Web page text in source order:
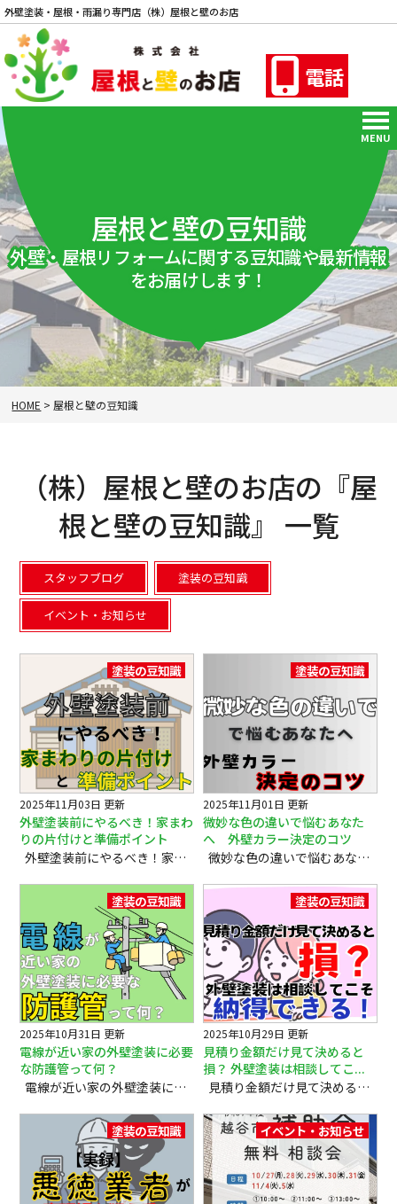
外壁塗装・屋根・雨漏り専門店（株）屋根と壁のお店
電話
MENU
屋根と壁の豆知識
外壁・屋根リフォームに関する豆知識や最新情報
をお届けします！
HOME > 屋根と壁の豆知識
（株）屋根と壁のお店の『屋
根と壁の豆知識』 一覧
スタッフブログ 塗装の豆知識
イベント・お知らせ
2025年11月03日 更新
外壁塗装前にやるべき！家まわ
りの片付けと準備ポイント
外壁塗装前にやるべき！家まわりの片付けと準備ポイント みなさま、こんにちは！ 当店は「この街に愛されるお店で在り続ける」をモットーに 埼玉県越谷市・草加市・吉川市の外装塗装・屋根塗装・雨漏り工事を行っております。 家をきれいに保つための外壁塗装。その前準備として、外周りを片付けることはとても重要です。普段はなかなか手を付けられない家の外側を整える絶好の機会でもあります。塗装工事をスムーズに進められるだけでなく、美しく仕上がった外壁がさらに映えるよう、事前準備について詳しくご紹介します。 目次 外壁まわりの片付けの重要性 片付けの具体的ポイント プラスアルファの準備事項 まとめ 1. 外壁まわりの片付けの重要性 外壁塗装工事では、塗装面の近くに物が置いてあると足場設置や作業の妨げになるだけでなく、塗料が飛び散って物を汚すリスクもあります。家の外壁から30～80センチほど空けることで、作業スタッフが安全かつ効率的に作業できる環境が整います。​ 普段は気にならない植木鉢や自転車、ガーデニング用品、エアコン室外機周辺のグッズなどは、一時的に移動しておきましょう。これが将来のトラブル防止につながります。 2. 片付けの具体的ポイント ・外壁から30～80センチの範囲は、必ず空けておく。 ・植木鉢やガーデニング道具、自転車や子供のおもちゃなど移動できるものは元の場所に戻す。 ・壊れやすいものや高価なものは、安全な場所に保管しておく。​ ・普段は手を付けづらい箇所でも、このタイミングでしっかり整理する。 ・雑草は必ず抜いておく。外壁が新しくきれいになっても、根元に雑草があると美観を損ねてしまう。​ この準備をすることで作業がスムーズに進みますし、片付ける「きっかけ」になることで住まいへの愛着も増します。 3. プラスアルファの準備事項 さらに塗装工事前に欠かせない、次の準備もぜひ忘れずに。 ・洗濯物の干し場を確保：工事期間中は外で洗濯物を干せなくなることが多いため、室内干しやコインランドリーの利用を前もって検討しておきましょう。​ ・車の移動場所の確認：塗料飛散防止のため、一時的に車を別の場所にとめる必要がある場合があります。 ・近隣への挨拶：工事の騒音や作業車の出入りなどでご近所にご迷惑をかける場合もあるので、事前に挨拶は必須です。​ ・ペットや小さいお子さんの安全確保：工事中は人の出入りが激しくなり、ペットや子供が外に出ないように対策しておきましょう。​ ・生活動線の確認：足場が組まれたり資材が置かれるため、玄関や通路の出入りを事前に確認し、工事業者と動線を共有しておくと安心です。 ・工事前の現状写真を撮っておく：工事前後で気になる箇所を後から確認できるよう、家の外観写真を撮って保管しておきましょう。​ 4. まとめ 外壁塗装の前準備は、家の周りを片付けて作業スペースを確保するだけでなく、住まい全体の環境を見直す良いタイミングです。雑草を抜き、物を整理して、家族やペットの安全にも配慮しましょう。さらに洗濯物や車、近隣への挨拶など心づかいを忘れずに事前対応しておけば、塗装工事がきっとスムーズに進みます。 せっかくの外壁塗装工事を快適に、そして美しく仕上げられるよう、丁寧な準備を心がけましょう。 本ブログが、大切なお家のためにお役立ていただけますと幸いです。 最後までお読みいただき、ありがとうございました。 ハッピーなリフォームライフを!! （株）屋根と壁のお店では 地元の会社、地域の方が安心できる塗装工事を目指しています！ 『だから私たちにとっては作品です』 この言葉を合言葉に地元・地域に愛されるお店で在り続けるを目指して お客様の大切なお家を確かな施工力で 「作品」としてお守りいたします 外壁塗装・屋根塗装・雨漏り工事のことなら （株）屋根と壁のお店へお気軽にご相談ください ✔話を聞くだけでもＯＫ！ ✔お見積もりだけでもＯＫ！ ✔まずは無料診断から😉 屋根・外壁塗装・雨漏りのご相談はフリーダイヤル ０１２０－３３５－２７１
塗装の豆知識
2025年11月01日 更新
微妙な色の違いで悩むあなた
へ 外壁カラー決定のコツ
微妙な色の違いで悩むあなたへ〜外壁カラー決定のコツ みなさま、こんにちは！ 当店は「この街に愛されるお店で在り続ける」をモットーに 埼玉県越谷市・草加市・吉川市の外装塗装・屋根塗装・雨漏り工事を行っております。 外壁の色選びは、新築や塗り替えの度にとても悩みどころです。特に「微妙な色の違い」の中から選ぶとなると迷いが深まりますよね。 アンミカさんも言うように「白だけでも200種類ある」と言われるほど、白や生成り、薄さや濃さの違いは無限と言っていいほど多彩です。 本ブログでは、そんな微妙な色の違いに迷ってしまう方に向けて、決めやすくするポイントと心構えをお伝えします。 目次 色の大枠を理解する カラーシミュレーションの活用ポイント 実物サンプルで確認する重要性 周囲の環境や光の影響を考慮する 小さな違いの決め手になる視点 最終決定のコツと気持ちの整理 まとめ 1.色の大枠を理解する 外壁の色には、似た色をグループにまとめた「大きなかたまり」があります。例えば、白系なら「真っ白」「少し黄色っぽいオフホワイト」「クリーム色に近いアイボリー」などの種類があります。グレー系でも、「明るいグレー」「暗めのグレー」などがあります。 色を選ぶときは、まずこの大きなグループの中から自分がイメージする「だいたいの色合い」を決めることが大切です。大きなグループが決まれば、そこから少しずつ色の濃さや明るさを細かく選んでいく流れになります。 もしこの大きなグループを外れてしまうと、イメージが大きく変わってしまい、迷いが増えてしまいます。だから「大きなグループでまず色の方向性を決める」ことが、色選びの最初の一歩です。 2.カラーシミュレーションの活用ポイント カラーシミュレーションは複数の色を試せ、比較しやすい便利なツールですが、ディスプレイの光の違いや画面サイズによって見え方が異なります。数パターンを比較しながら見るのは有効ですが、完璧な色決定にはならないことを理解して活用しましょう。 3.実物サンプルで確認する重要性 実際の塗料サンプルを壁に貼って、日中や夕方の自然光のもとで確認することが非常に重要です。光の反射や影響で色の見え方が変わりやすいため、実物を様々な時間帯でチェックすることで、微妙な違いの決定がしやすくなります。 4.周囲の環境や光の影響を考慮する 外壁カラーは周囲の住宅や風景との調和も大切です。多少の色違いが目立ちにくい環境や、また逆に目を引くポイントになることもあります。日光の当たり具合や方角によって見え方が変わるため、家の立地条件を考慮しながら検討しましょう。 5.小さな違いの決め手になる視点 「濃い」「薄い」の差は印象として重厚さや軽やかさを表現します 「生成り」と「白」は温かみや冷たさの感じ方が異なります 好みや家族の感覚を大切にしつつ、「経年劣化時の色変化」も考慮 シンプルに「好き」と感じる方を優先することが決定に繋がる 6.最終決定のコツと気持ちの整理 決定に迷う場合は、最も安心できる色を選ぶこと、またはプロの意見を聞くことも大切です。100％満足できる完璧な選択は難しいですが、決めた色での住まいの快適さや満足感は経年で深まっていきます。焦らず楽しみながら最終決定をしてください。 7.まとめ 微妙な色の違いで外壁カラーに迷うのはごく自然なことです。大枠の色グループを決め、カラーシミュレーションや実物サンプルで光の影響を確認し、周囲との調和も意識しましょう。最終的には自分が心地よく感じる色を選ぶことが最も大切です。 本ブログのポイントを参考に、迷いからの卒業を応援します。 本ブログが、大切なお家のためにお役立ていただけますと幸いです。 最後までお読みいただき、ありがとうございました。 ハッピーなリフォームライフを!! （株）屋根と壁のお店では 地元の会社、地域の方が安心できる塗装工事を目指しています！ 『だから私たちにとっては作品です』 この言葉を合言葉に地元・地域に愛されるお店で在り続けるを目指して お客様の大切なお家を確かな施工力で 「作品」としてお守りいたします 外壁塗装・屋根塗装・雨漏り工事のことなら （株）屋根と壁のお店へお気軽にご相談ください ✔話を聞くだけでもＯＫ！ ✔お見積もりだけでもＯＫ！ ✔まずは無料診断から😉 屋根・外壁塗装・雨漏りのご相談はフリーダイヤル ０１２０－３３５－２７１
塗装の豆知識
2025年10月31日 更新
電線が近い家の外壁塗装に必要
な防護管って何？
電線が近い家の外壁塗装に必要な防護管って何？ みなさま、こんにちは！ 当店は「この街に愛されるお店で在り続ける」をモットーに 埼玉県越谷市・草加市・吉川市の外装塗装・屋根塗装・雨漏り工事を行っております。 外壁塗装を行う際に欠かせないのが「足場」。 けれども、お住まいのまわりに電線が張り巡らされていると、「足場を建てたら電線にぶつかってしまいそう…」と不安に感じる方も多いのではないでしょうか。 特に住宅が密集している地域や道路沿いの建物では、電線との距離がとても近いこともあります。実際の現場では、そうした条件でも安全に足場を組み、問題なく外壁塗装を行うことができます。 本ブログでは、電線が近いお宅での足場設置方法や安全対策、電力会社との連携のしかたについて、わかりやすく解説します。 目次 外壁塗装になぜ足場が必要なのか 電線が近いと起こりやすいトラブル 電線が近い場合の足場設置と安全対策 電力会社への連絡方法と対応の違い まとめ 1. 外壁塗装になぜ足場が必要なのか 外壁塗装では、職人が高所でも安全に作業を行うために足場の設置が必要です。足場があることで安定した姿勢で作業ができ、塗料を均一に塗ることができます。 また、足場には塗料の飛散を防ぐメッシュシートを取り付けることができるため、近隣の建物や車に塗料がかかってしまうトラブルを防ぐ効果もあります。つまり、足場は安全で丁寧な塗装を行うための大切な基盤なのです。 2. 電線が近いと起こりやすいトラブル 住宅街では、建物のすぐ横を電線が通っているケースが少なくありません。そのような場合、足場の鉄パイプや職人の体が誤って電線に触れてしまうと、感電の危険性があります。 また、足場の資材を運び込むときに電線が障害になることもあり、作業車やクレーンのアームが近づく際には、特に注意が必要です。 このようなリスクを避けるため、足場職人や塗装業者は現場調査の段階で電線の位置と距離をしっかり確認し、安全を確保できるよう綿密に計画を立てます。 3. 電線が近い場合の足場設置と安全対策 電線が近い現場では、まず「どの程度の距離があるか」を正確に測定します。 その上で、次のような安全対策を行いながら足場を設置します。 電線と足場の距離（離隔）を十分に確保できるように設計する 電線に絶縁カバー（防護管）を取り付けて感電を防止する 足場を少し内側に組んで、電線に近づきすぎないよう調整する 金属部分が電線に触れないように専用の養生材で保護する 特に防護管は、電力会社が設置する黄色やオレンジ色の筒状のカバーで、作業中に万が一電線に触れても感電しないようにするためのものです。この対策を行うことで、狭い立地でも安全に足場を組むことができます。 4. 電力会社への連絡方法 電線が建物のすぐそばを通っている場合は、電力会社に依頼して防護管を取り付けてもらう必要があります。この手続き方法は業者によって対応が異なります。 業者が電力会社へ連絡・手配を行う場合 足場業者や塗装業者が現地確認後に電力会社へ申請し、足場工事の前日に防護管の設置を行ってもらう流れです。 お客様が直接やり取りする手間が省け、スムーズに進められるのが特徴です。 お客様ご自身で連絡を行う場合 お客様が直接電力会社へ連絡し、防護作業を依頼することも可能です。ご自身で手配された場合は、業者側での手数料などがかからないため、少しでも費用を抑えたい方にはおすすめの方法です。 また、電線だけでなく、NTTやCATVなど通信線が低い位置を通っている場合もあります。このようなときは、それぞれの通信会社に依頼して対応してもらうことになります。 5. まとめ 電線が近いお宅でも、正しい手順と安全対策を行えば、外壁塗装の足場を問題なく設置することができます。 電力会社への防護管の依頼方法は業者によって異なりますが、どちらのケースでも事前の準備と連携が何より大切です。現場をよく確認し、必要に応じて防護カバーを取り付けることで、電線が近い環境でも安全に外壁塗装を行うことができます。 「うちは電線がすぐそばを通っているけれど、工事はできるのかな？」とご心配な方も、まずは現地調査を依頼してみてください。 経験豊富な業者であれば、お住まいの環境に合わせた安全で確実な方法を提案してくれます。 本ブログが、大切なお家のためにお役立ていただけますと幸いです。 最後までお読みいただき、ありがとうございました。 ハッピーなリフォームライフを!! （株）屋根と壁のお店では 地元の会社、地域の方が安心できる塗装工事を目指しています！ 『だから私たちにとっては作品です』 この言葉を合言葉に地元・地域に愛されるお店で在り続けるを目指して お客様の大切なお家を確かな施工力で 「作品」としてお守りいたします 外壁塗装・屋根塗装・雨漏り工事のことなら （株）屋根と壁のお店へお気軽にご相談ください ✔話を聞くだけでもＯＫ！ ✔お見積もりだけでもＯＫ！ ✔まずは無料診断から😉 屋根・外壁塗装・雨漏りのご相談はフリーダイヤル ０１２０－３３５－２７１
塗装の豆知識
2025年10月29日 更新
見積り金額だけ見て決めると
損？ 外壁塗装は相談してこ...
見積り金額だけ見て決めると 損？ 外壁塗装は相談してこそ 納得できる！ みなさま、こんにちは！ 当店は「この街に愛されるお店で在り続ける」をモットーに 埼玉県越谷市・草加市・吉川市の外装塗装・屋根塗装・雨漏り工事を行っております。 家の外壁塗装を考える時、誰もがまず気になるのが「金額」です。おおよその予算を立てたい、どのくらい費用がかかるのか知りたい——そうした思いから、「とりあえず金額だけ教えてもらおう」と考える方は少なくありません。ですが、金額だけを聞いて判断してしまうと、かえって損をしてしまう可能性があります。 本ブログでは、なぜ直接話を聞くことが大切なのか、本当に後悔しない見積もりの取り方についてお話しします。 目次 見積りは「価格表」ではなく「提案書」 金額だけ聞くと損をする理由 対面で話すことで得られる3つのメリット 「大まかな費用感」と「実際の見積り」の違い 面倒に感じても行動した人が得をする まとめ 1. 見積りは「価格表」ではなく「提案書」 見積りという言葉を聞くと、単純に「数字が書かれた紙」と思われがちですが、外壁塗装の見積りは本来「提案書」に近い存在です。家の状態、使用する塗料、施工の工程、職人の技術料、保証期間など、その家に合わせた提案が詰まっています。一軒一軒、建物の造りも傷み具合も違うため、単純な「一律いくら」という計算では出せないものなのです。 2. 金額だけ聞くと損をする理由 「外壁塗装はこのくらいが相場ですよ」と言われ、その金額だけで判断してしまうのは危険です。なぜなら、その金額の中に含まれる内容が業者ごとに全く異なるからです。 ある会社では高耐久塗料を使用し、保証期間が長い場合もあれば、別の会社では安価な塗料を使って保証が短いこともあります。数字だけを比べても、塗装の「価値」までは見えてきません。見積り金額の背景にある内容を理解することで、最終的に「本当に安い」「本当に納得できる」選択ができるのです。 3. 対面で話すことで得られる3つのメリット 施工内容を自分の目で確認できる 実際に担当者と話すことで、どの部分をどのように修繕・塗装するのかをより具体的にイメージできます。 疑問をその場で解消できる ネットや電話だけでは分からなかった細かい部分も、直接説明してもらえば、納得感が高まります。 信頼できる人柄かどうかが分かる 金額には現れない「担当者・会社の姿勢」も、対面でこそ伝わります。将来のメンテナンスを含めて長く付き合えるかどうかを見極めるチャンスです。 4. 「大まかな費用感」と「実際の見積り」の違い チラシやサイトに書かれた「外壁塗装一式〇〇万円〜」という表記は、あくまで目安です。実際の金額は、家の面積、外壁材の種類、劣化の度合い、足場の設置条件などによって大きく変わります。 例えば、同じ延べ床面積でも、窓の数やベランダの形状によって塗装面積が増減しますし、外壁の劣化が進んでいる場合は、下地補修の費用も発生します。 「大まかな金額を知りたい」という気持ちは理解できますが、それはあくまで「参考価格」でしかありません。本当の意味で自分の家に合った金額を知るには、現地調査と対面での説明が不可欠です。 5. 面倒に感じても行動した人が得をする 「忙しい」「営業されるのがイヤ」「とにかく相場だけ知りたい」——そんな理由で直接話を聞くのを避けてしまう方は少なくありません。しかし、対面で丁寧に説明を受けた人の方が、結果的に納得のいく判断をしています。 たとえ金額が期待より高くても、「どこにお金がかかっているのか」「どんなメリットがあるのか」を理解できれば、納得して前向きに検討できます。 さらに、現場を見た担当者から「キャンペーン割引」や「リフォーム補助金」などのお得情報を教えてもらえることもあります。こればかりは、話を聞きに行かなければ得られない情報です。 6. まとめ 外壁塗装は、家の寿命を大きく左右する大切な工事です。 金額だけを見て決めてしまえば、あとから「思っていたのと違った」「保証が短かった」と後悔することもあります。 少し手間をかけてでも、直接会って話を聞いてみましょう。疑問が解け、知識が増え、納得のいく選択ができるはずです。 行ってみて「話が聞けてよかった」と思えたなら、それはもう一歩、理想の住まいに近づいた証です。面倒だと思わず、信頼できる業者と出会うチャンスを逃さないようにしましょう。 本ブログが、大切なお家のためにお役立ていただけますと幸いです。 最後までお読みいただき、ありがとうございました。 ハッピーなリフォームライフを!! （株）屋根と壁のお店では 地元の会社、地域の方が安心できる塗装工事を目指しています！ 『だから私たちにとっては作品です』 この言葉を合言葉に地元・地域に愛されるお店で在り続けるを目指して お客様の大切なお家を確かな施工力で 「作品」としてお守りいたします 外壁塗装・屋根塗装・雨漏り工事のことなら （株）屋根と壁のお店へお気軽にご相談ください ✔話を聞くだけでもＯＫ！ ✔お見積もりだけでもＯＫ！ ✔まずは無料診断から😉 屋根・外壁塗装・雨漏りのご相談はフリーダイヤル ０１２０－３３５－２７１
塗装の豆知識
塗装の豆知識 イベント・お知らせ